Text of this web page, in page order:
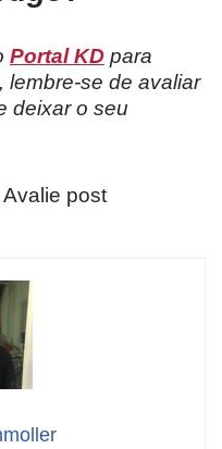
Portal KD para
lembre-se de avaliar
deixar o seu
Avalie post